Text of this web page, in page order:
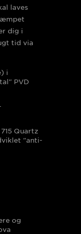
laves
dig i
tid via
i
PVD
Quartz
"anti-
og